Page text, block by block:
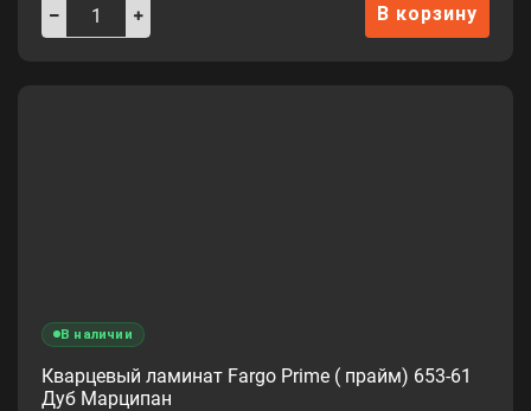
В корзину
В наличии
Кварцевый ламинат Fargo Prime ( прайм) 653-61
Дуб Марципан